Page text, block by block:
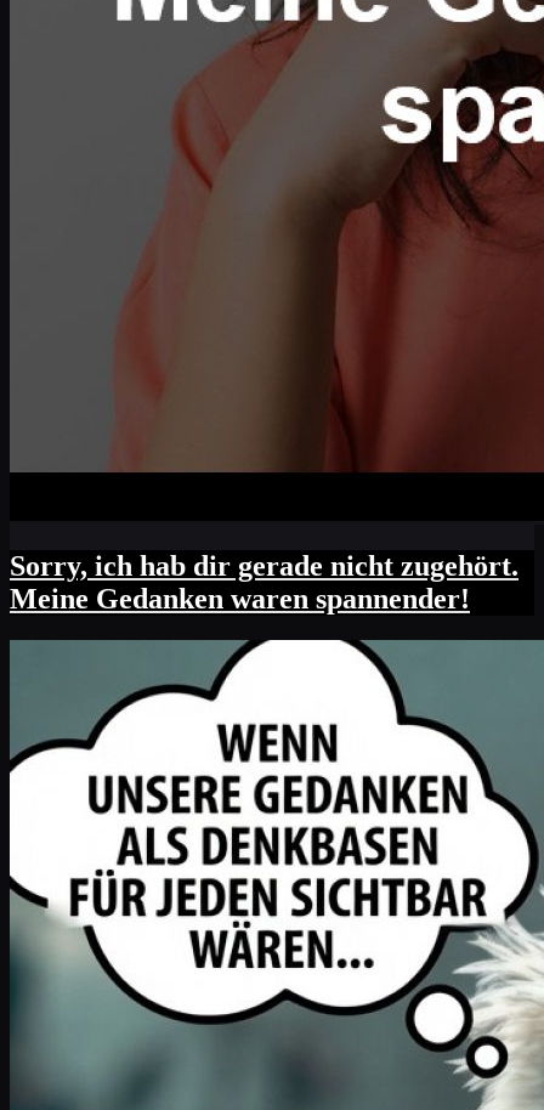
Sorry, ich hab dir gerade nicht zugehört.
Meine Gedanken waren spannender!